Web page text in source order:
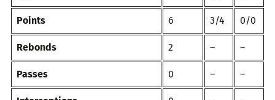
Points 6 3/4 0/0
Rebonds 2 – –
Passes 0 – –